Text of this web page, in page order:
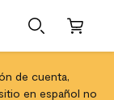
de cuenta,
en español no